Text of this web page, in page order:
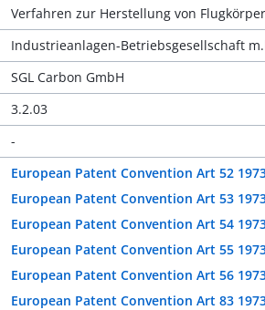
Verfahren zur Herstellung von
Industrieanlagen-Betriebsgesellschaft
SGL Carbon GmbH
3.2.03
-
European Patent Convention Art 52
European Patent Convention Art 53
European Patent Convention Art 54
European Patent Convention Art 55
European Patent Convention Art 56
European Patent Convention Art 83